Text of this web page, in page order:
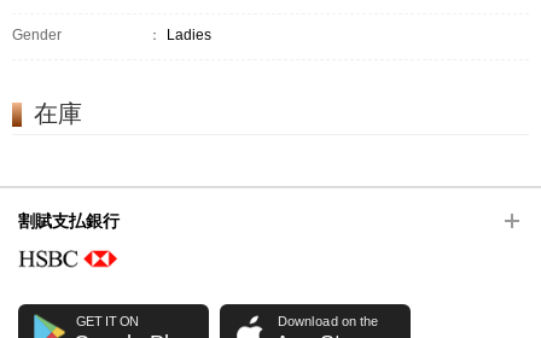
Gender ： Ladies
在庫
割賦支払銀行
GET IT ON Download on the